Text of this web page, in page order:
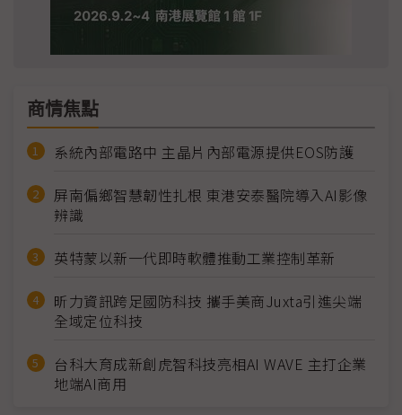
商情焦點
系統內部電路中 主晶片內部電源提供EOS防護
屏南偏鄉智慧韌性扎根 東港安泰醫院導入AI影像
辨識
英特蒙以新一代即時軟體推動工業控制革新
昕力資訊跨足國防科技 攜手美商Juxta引進尖端
全域定位科技
台科大育成新創虎智科技亮相AI WAVE 主打企業
地端AI商用